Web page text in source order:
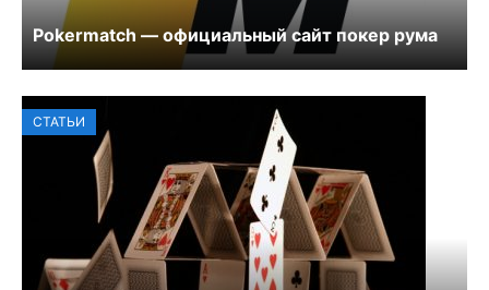
Pokermatch — официальный сайт покер рума
СТАТЬИ